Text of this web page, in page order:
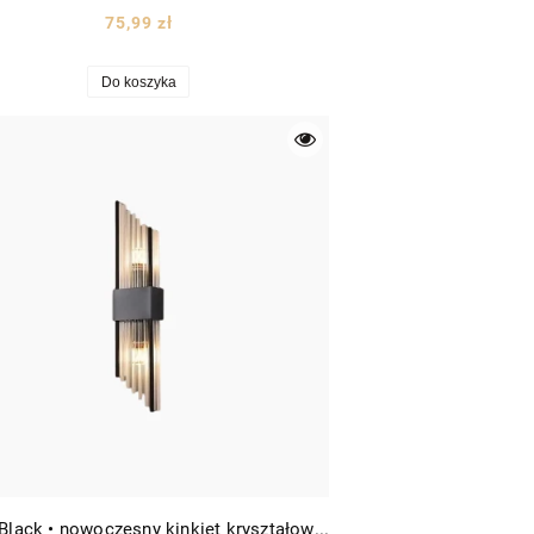
75,99 zł
Do koszyka
Slash Black • nowoczesny kinkiet kryształowy 55cm czarny/szkło